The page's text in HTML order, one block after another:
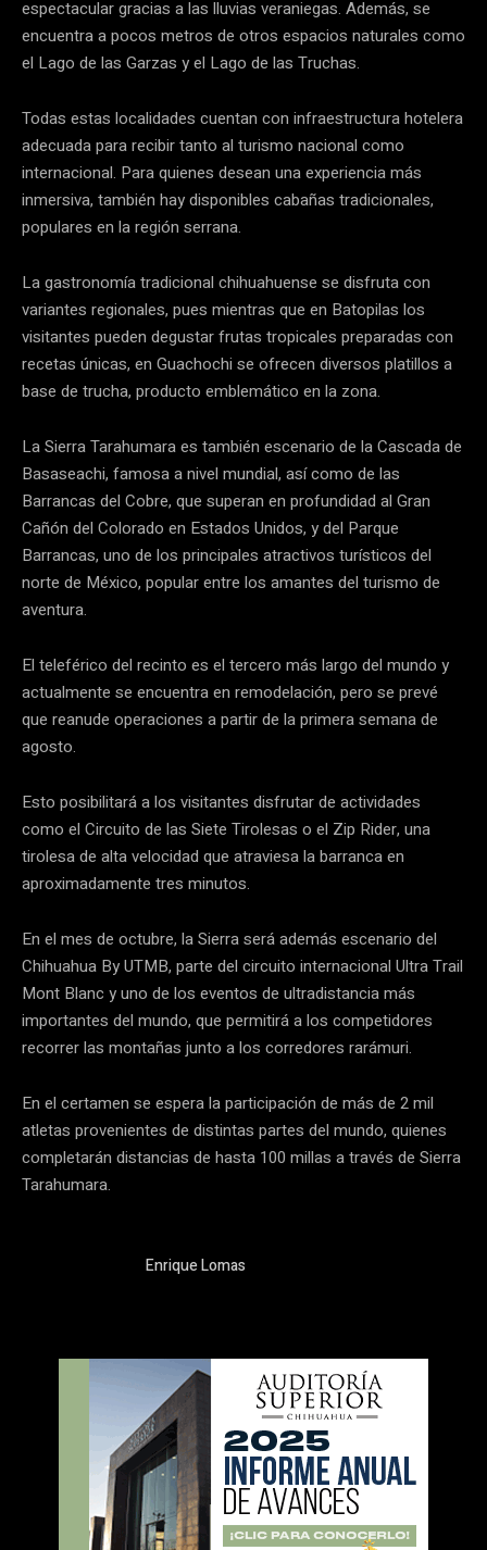
espectacular gracias a las lluvias veraniegas. Además, se
encuentra a pocos metros de otros espacios naturales como
el Lago de las Garzas y el Lago de las Truchas.
Todas estas localidades cuentan con infraestructura hotelera
adecuada para recibir tanto al turismo nacional como
internacional. Para quienes desean una experiencia más
inmersiva, también hay disponibles cabañas tradicionales,
populares en la región serrana.
La gastronomía tradicional chihuahuense se disfruta con
variantes regionales, pues mientras que en Batopilas los
visitantes pueden degustar frutas tropicales preparadas con
recetas únicas, en Guachochi se ofrecen diversos platillos a
base de trucha, producto emblemático en la zona.
La Sierra Tarahumara es también escenario de la Cascada de
Basaseachi, famosa a nivel mundial, así como de las
Barrancas del Cobre, que superan en profundidad al Gran
Cañón del Colorado en Estados Unidos, y del Parque
Barrancas, uno de los principales atractivos turísticos del
norte de México, popular entre los amantes del turismo de
aventura.
El teleférico del recinto es el tercero más largo del mundo y
actualmente se encuentra en remodelación, pero se prevé
que reanude operaciones a partir de la primera semana de
agosto.
Esto posibilitará a los visitantes disfrutar de actividades
como el Circuito de las Siete Tirolesas o el Zip Rider, una
tirolesa de alta velocidad que atraviesa la barranca en
aproximadamente tres minutos.
En el mes de octubre, la Sierra será además escenario del
Chihuahua By UTMB, parte del circuito internacional Ultra Trail
Mont Blanc y uno de los eventos de ultradistancia más
importantes del mundo, que permitirá a los competidores
recorrer las montañas junto a los corredores rarámuri.
En el certamen se espera la participación de más de 2 mil
atletas provenientes de distintas partes del mundo, quienes
completarán distancias de hasta 100 millas a través de Sierra
Tarahumara.
Enrique Lomas